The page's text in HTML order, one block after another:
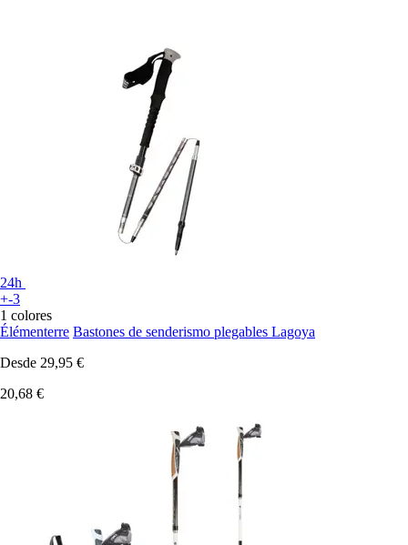
24h
+-3
1 colores
Élémenterre Bastones de senderismo plegables Lagoya
Desde 29,95 €
20,68 €